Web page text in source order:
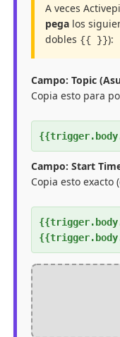
A veces
pegalos
dobles {{ }}):
Campo: Topic
Copia esto para
Campo: Start
Copia esto exacto